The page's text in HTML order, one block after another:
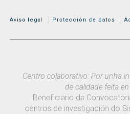
MENÚ ADICIONAL
Aviso legal Protección de datos
Centro colaborativo: Por unha
de calidade feita en
Beneficiario da
centros de investigación do